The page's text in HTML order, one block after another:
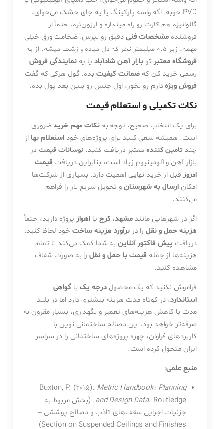
PVC خوبه. اگه واسه پارکینگ یا یه جای خشک می‌خوای،
گالوانیزه هم کارت رو راه میندازه و ارزون‌تره. حتماً از
فروشنده مشخصات فنیدقیق رو بپرس. ضخامت ورق خیلی
مهمه، زیر ۰.۵ میلیمتر نخر که دل میده و زشت میشه. از یه
فروشگاه معتبرتو بازار آهن شادآبادیا یه نمایندگی فروش
رسمی خرید کن که ضمانت کیفیتبده. گول هرکی که گفت
فروش ویژهدارم رو نخور، اول جنس رو ببین بعد پول بده.
نکات تکمیلی و استعلام قیمت
برای یک انتخاب صحیح، توجه به نکات مهم خریدضروری
است. همیشه سعی کنید برای پروژه‌های خود استعلام بهااز
چند تامین کنندهمعتبر دریافت کنید. نوسانات قیمتدر
بازار آهن و آلومینیوم زیاد است، بنابراین دریافت قیمت
امروزقبل از خرید نهایی اهمیت دارد. بسیاری از شرکت‌ها
امکان ارسال به شهرستانو تحویل سریع بار را فراهم
می‌کنند.
اگر در شهرهایی مانند مشهد، کرجیا اهوازپروژه دارید، حتماً
هزینه حمل و نقلرا در برآورد هزینه ساختخود لحاظ کنید.
دریافت پیش فاکتور آنلاینبه شما کمک می‌کند تا تمام
هزینه‌ها از جمله قیمت با حمل و نقلرا به صورت شفاف
مشاهده کنید.
فراموش نکنید که یک محصول درجه یکبا گواهی
استاندارد، در کوتاه مدت هزینه بیشتری دارد اما در بلند
مدت با کاهش هزینه‌های تعمیر و نگهداری، بسیار مقرون به
صرفه‌تر خواهد بود. این مصالح ساختمانی نوین با
کاربردهای فراوان، چهره پروژه‌های ساختمانی را در سراسر
ایران متحول کرده‌ است.
منبع علمی:
Buxton, P. (2015). Metric Handbook: Planning
and Design Data. Routledge. (بخش مربوط به
جزئیات اجرایی سقف‌های کاذب و مصالح پوششی –
Section on Suspended Ceilings and Finishes)